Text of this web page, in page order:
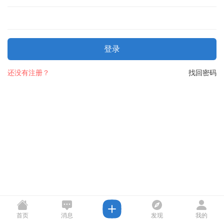
登录
找回密码
还没有注册？
首页 消息 发现 我的